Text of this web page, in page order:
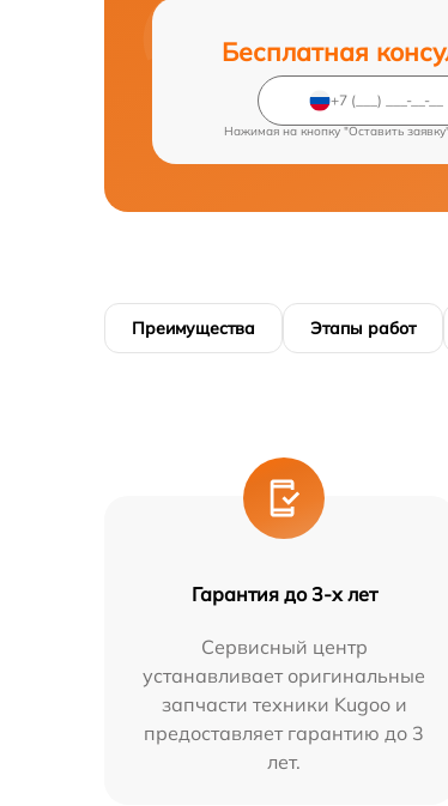
Бесплатная
Нажимая на кнопку "Оставить
Преимущества Этапы работ
Гарантия до 3-х лет
Сервисный центр
устанавливает оригинальные
запчасти техники Kugoo и
предоставляет гарантию до 3
лет.